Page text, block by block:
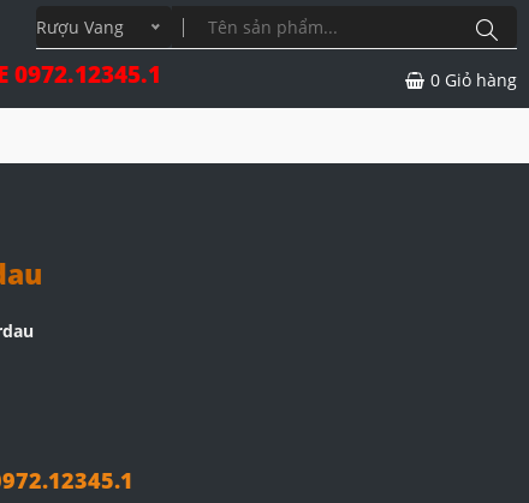
Rượu Vang
0972.12345.1 0 Giỏ hàng